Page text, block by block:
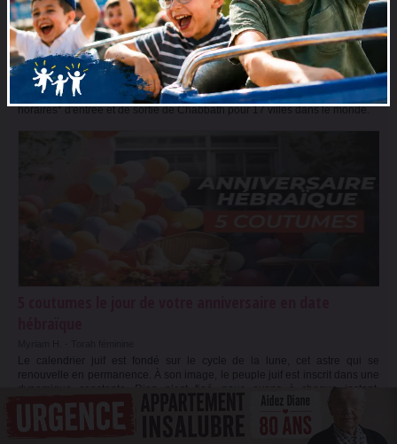
Heure d'allumage et fin de Chabbat (paracha Réé)
L'équipe TORAH-BOX - Paracha
Cette semaine, Parachat Réé (vendredi 7 août 2026 au soir) ! Voici les
horaires* d'entrée et de sortie de Chabbath pour 17 villes dans le monde.
Le calendrier juif est fondé sur le cycle de la lune, cet astre qui se
renouvelle en permanence. À son image, le peuple juif est inscrit dans une
dynamique constante. Rien n’est figé, nous avons à chaque instant,
chacun...